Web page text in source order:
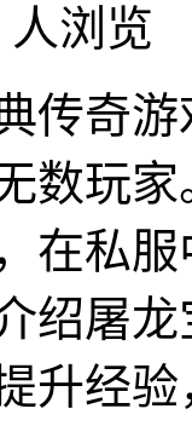
人浏览
传奇
数玩
在私
绍屠
升经